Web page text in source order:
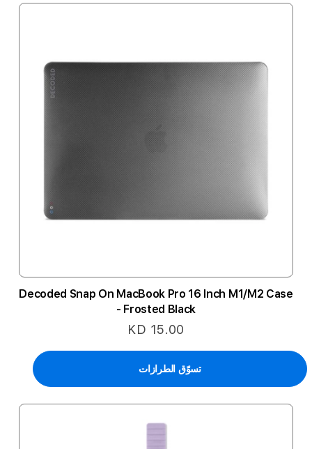
Decoded Snap On MacBook Pro 16 Inch M1/M2 Case
- Frosted Black
KD 15.00
تسوّق الطرازات